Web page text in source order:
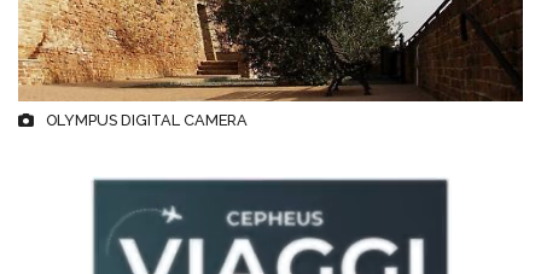
OLYMPUS DIGITAL CAMERA